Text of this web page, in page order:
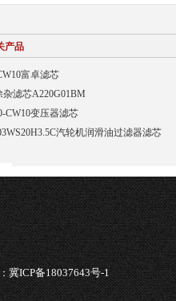
产品
富卓滤芯
杂滤芯A220G01BM
CW10变压器滤芯
汽轮机润滑油过滤器滤芯
冀ICP备18037643号-1